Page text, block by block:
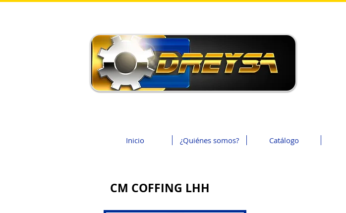
Inicio ¿Quiénes somos? Catálogo
CM COFFING LHH